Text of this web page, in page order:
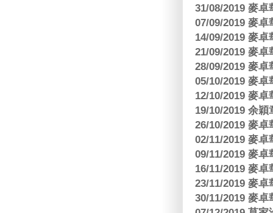
31/08/2019 麥
07/09/2019 麥
14/09/2019 麥
21/09/2019 麥
28/09/2019 麥
05/10/2019 麥
12/10/2019 麥
19/10/2019 余
26/10/2019 麥
02/11/2019 麥
09/11/2019 麥
16/11/2019 麥
23/11/2019 麥
30/11/2019 麥